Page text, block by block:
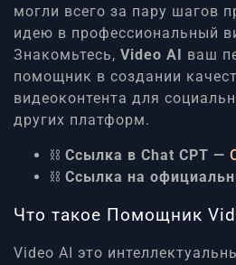
могли всего за пару шагов
идею в профессиональный
Знакомьтесь, Video AI
ваш
помощник в создании
видеоконтента для
других платформ.
⛓ Ссылка в Chat CPT —
⛓ Ссылка на
Что такое Помощник
Video AI это